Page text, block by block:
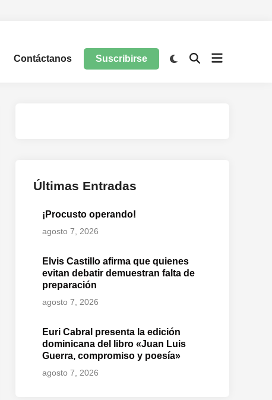
Contáctanos Suscribirse
Últimas Entradas
¡Procusto operando!
agosto 7, 2026
Elvis Castillo afirma que quienes
evitan debatir demuestran falta de
preparación
agosto 7, 2026
Euri Cabral presenta la edición
dominicana del libro «Juan Luis
Guerra, compromiso y poesía»
agosto 7, 2026